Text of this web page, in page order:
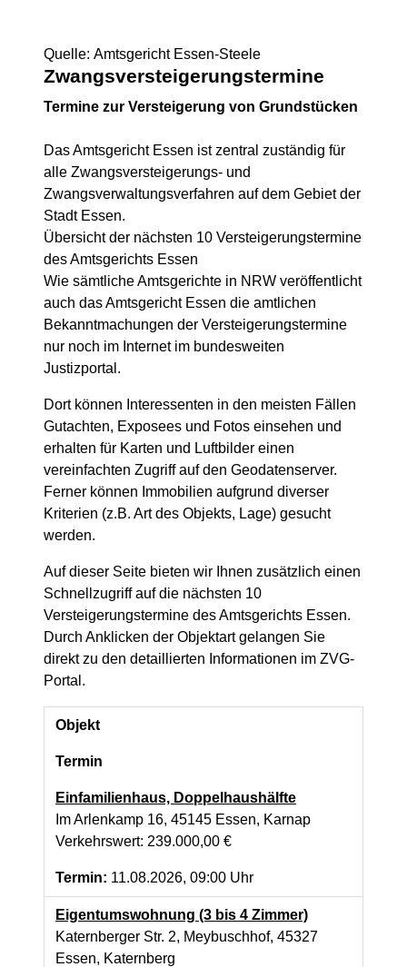
Quelle: Amtsgericht Essen-Steele
Zwangsversteigerungs­termine
Termine zur Versteigerung von Grundstücken
Das Amtsgericht Essen ist zentral zuständig für
alle Zwangsversteigerungs- und
Zwangsverwaltungsverfahren auf dem Gebiet der
Stadt Essen.
Übersicht der nächsten 10 Versteigerungstermine
des Amtsgerichts Essen
Wie sämtliche Amtsgerichte in NRW veröffentlicht
auch das Amtsgericht Essen die amtlichen
Bekanntmachungen der Versteigerungstermine
nur noch im Internet im bundesweiten
Justizportal.
Dort können Interessenten in den meisten Fällen
Gutachten, Exposees und Fotos einsehen und
erhalten für Karten und Luftbilder einen
vereinfachten Zugriff auf den Geodatenserver.
Ferner können Immobilien aufgrund diverser
Kriterien (z.B. Art des Objekts, Lage) gesucht
werden.
Auf dieser Seite bieten wir Ihnen zusätzlich einen
Schnellzugriff auf die nächsten 10
Versteigerungstermine des Amtsgerichts Essen.
Durch Anklicken der Objektart gelangen Sie
direkt zu den detaillierten Informationen im ZVG-
Portal.
Objekt
Termin
Einfamilienhaus, Doppelhaushälfte
Im Arlenkamp 16, 45145 Essen, Karnap
Verkehrswert: 239.000,00 €
Termin: 11.08.2026, 09:00 Uhr
Eigentumswohnung (3 bis 4 Zimmer)
Katernberger Str. 2, Meybuschhof, 45327
Essen, Katernberg